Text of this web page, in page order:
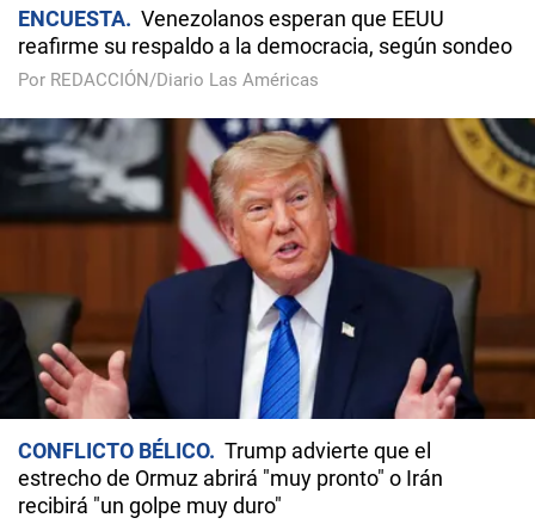
ENCUESTA
Venezolanos esperan que EEUU
reafirme su respaldo a la democracia, según sondeo
Por REDACCIÓN/Diario Las Américas
CONFLICTO BÉLICO
Trump advierte que el
estrecho de Ormuz abrirá "muy pronto" o Irán
recibirá "un golpe muy duro"